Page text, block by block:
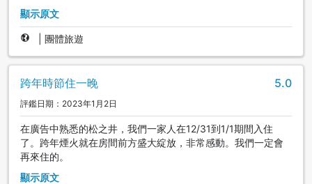
顯示原文
團體旅遊
跨年時節住一晚 5.0
評鑑日期：2023年1月2日
在廣告中熟悉的松之井，我們一家人在12/31到1/1期間入住
了。跨年煙火就在房間前方盛大綻放，非常感動。我們一定會
再來住的。
顯示原文